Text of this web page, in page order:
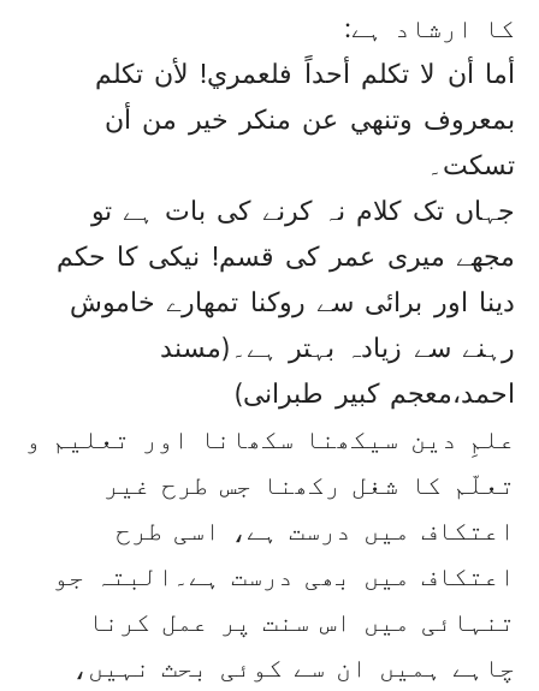
کا ارشاد ہے:
أما أن لا تکلم أحداً فلعمري! لأن تکلم
بمعروف وتنهي عن منکر خير من أن
تسکت۔
جہاں تک کلام نہ کرنے کی بات ہے تو
مجھے میری عمر کی قسم! نیکی کا حکم
دینا اور برائی سے روکنا تمھارے خاموش
رہنے سے زیادہ بہتر ہے۔(مسند
احمد،معجم کبیر طبرانی)
علمِ دین سیکھنا سکھانا اور تعلیم و
تعلّم کا شغل رکھنا جس طرح غیر
اعتکاف میں درست ہے، اسی طرح
اعتکاف میں بھی درست ہے۔البتہ جو
تنہائی میں اس سنت پر عمل کرنا
چاہے ہمیں ان سے کوئی بحث نہیں،